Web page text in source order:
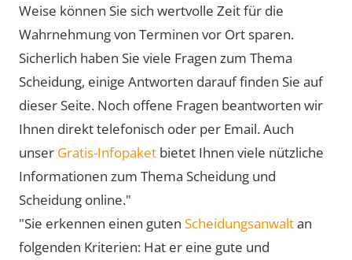
Weise können Sie sich wertvolle Zeit für die
Wahrnehmung von Terminen vor Ort sparen.
Sicherlich haben Sie viele Fragen zum Thema
Scheidung, einige Antworten darauf finden Sie auf
dieser Seite. Noch offene Fragen beantworten wir
Ihnen direkt telefonisch oder per Email. Auch
unser Gratis-Infopaket bietet Ihnen viele nützliche
Informationen zum Thema Scheidung und
Scheidung online."
"Sie erkennen einen guten Scheidungsanwaltan
folgenden Kriterien: Hat er eine gute und